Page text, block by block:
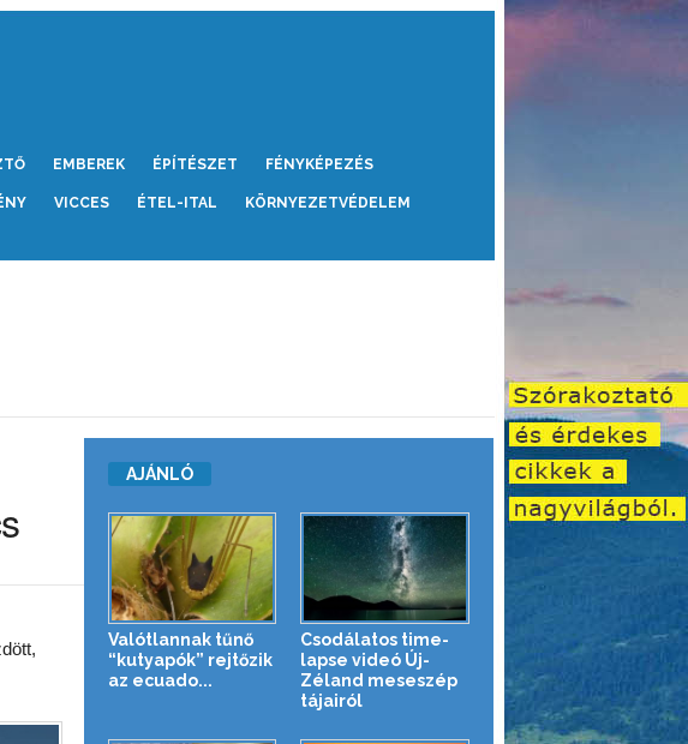
EMBEREK ÉPÍTÉSZET FÉNYKÉPEZÉS
VICCES ÉTEL-ITAL KÖRNYEZETVÉDELEM
AJÁNLÓ
Valótlannak tűnő
“kutyapók” rejtőzik
az ecuado...
Csodálatos time-
lapse videó Új-
Zéland meseszép
tájairól